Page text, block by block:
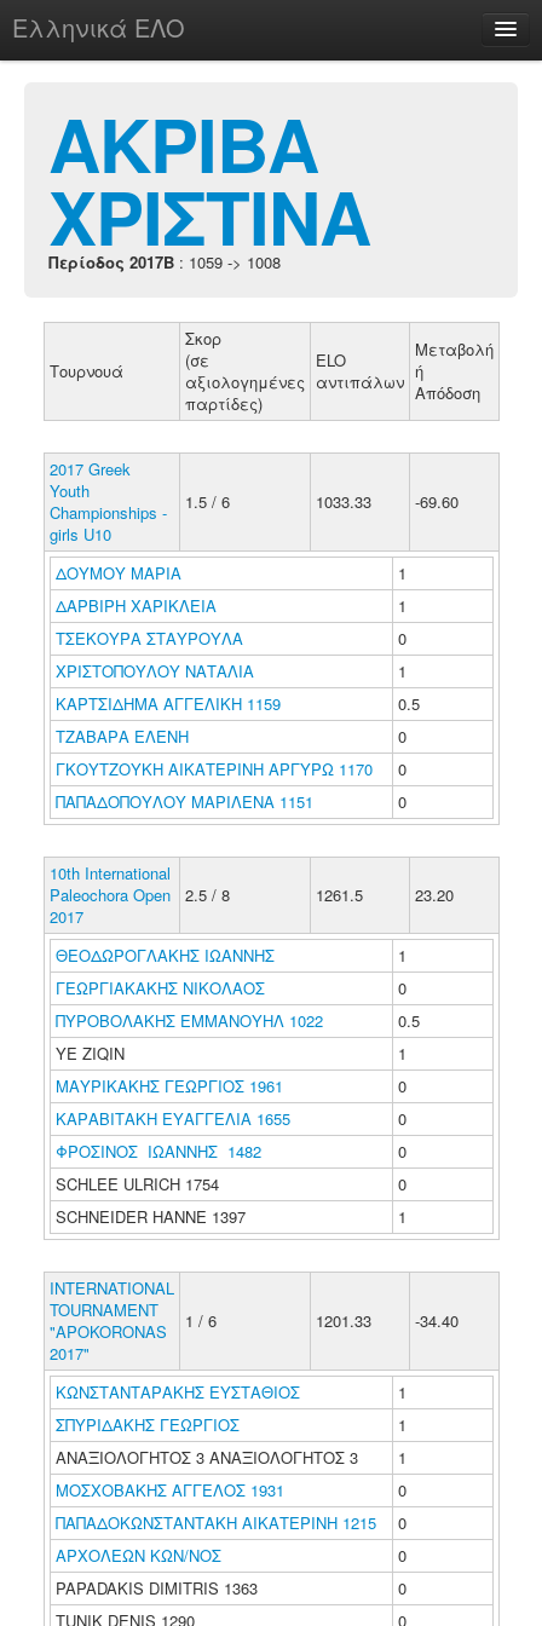
Ελληνικά ΕΛΟ
chesstu.be @ discord
Login
ΑΚΡΙΒΑ
ΧΡΙΣΤΙΝΑ
Περίοδος 2017B : 1059 -> 1008
Τουρνουά
Σκορ
(σε
αξιολογημένες
παρτίδες)
ELO
αντιπάλων
Μεταβολή
ή
Απόδοση
2017 Greek
Youth
Championships -
girls U10
1.5 / 6 1033.33 -69.60
ΔΟΥΜΟΥ ΜΑΡΙΑ
1
ΔΑΡΒΙΡΗ ΧΑΡΙΚΛΕΙΑ
1
ΤΣΕΚΟΥΡΑ ΣΤΑΥΡΟΥΛΑ
0
ΧΡΙΣΤΟΠΟΥΛΟΥ ΝΑΤΑΛΙΑ
1
ΚΑΡΤΣΙΔΗΜΑ ΑΓΓΕΛΙΚΗ 1159
0.5
ΤΖΑΒΑΡΑ ΕΛΕΝΗ
0
ΓΚΟΥΤΖΟΥΚΗ ΑΙΚΑΤΕΡΙΝΗ ΑΡΓΥΡΩ 1170
0
ΠΑΠΑΔΟΠΟΥΛΟΥ ΜΑΡΙΛΕΝΑ 1151
0
10th International
Paleochora Open
2017
2.5 / 8 1261.5 23.20
ΘΕΟΔΩΡΟΓΛΑΚΗΣ ΙΩΑΝΝΗΣ
1
ΓΕΩΡΓΙΑΚΑΚΗΣ ΝΙΚΟΛΑΟΣ
0
ΠΥΡΟΒΟΛΑΚΗΣ ΕΜΜΑΝΟΥΗΛ 1022
0.5
YE ZIQIN
1
ΜΑΥΡΙΚΑΚΗΣ ΓΕΩΡΓΙΟΣ 1961
0
ΚΑΡΑΒΙΤΑΚΗ ΕΥΑΓΓΕΛΙΑ 1655
0
ΦΡΟΣΙΝΟΣ ΙΩΑΝΝΗΣ 1482
0
SCHLEE ULRICH 1754
0
SCHNEIDER HANNE 1397
1
INTERNATIONAL
TOURNAMENT
"APOKORONAS
2017"
1 / 6 1201.33 -34.40
ΚΩΝΣΤΑΝΤΑΡΑΚΗΣ ΕΥΣΤΑΘΙΟΣ
1
ΣΠΥΡΙΔΑΚΗΣ ΓΕΩΡΓΙΟΣ
1
ΑΝΑΞΙΟΛΟΓΗΤΟΣ 3 ΑΝΑΞΙΟΛΟΓΗΤΟΣ 3
1
ΜΟΣΧΟΒΑΚΗΣ ΑΓΓΕΛΟΣ 1931
0
ΠΑΠΑΔΟΚΩΝΣΤΑΝΤΑΚΗ ΑΙΚΑΤΕΡΙΝΗ 1215
0
ΑΡΧΟΛΕΩΝ ΚΩΝ/ΝΟΣ
0
PAPADAKIS DIMITRIS 1363
0
TUNIK DENIS 1290
0